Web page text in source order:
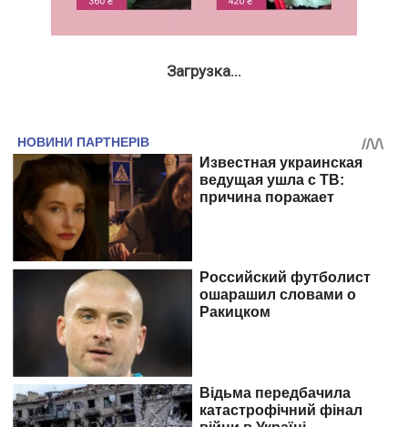
Загрузка...